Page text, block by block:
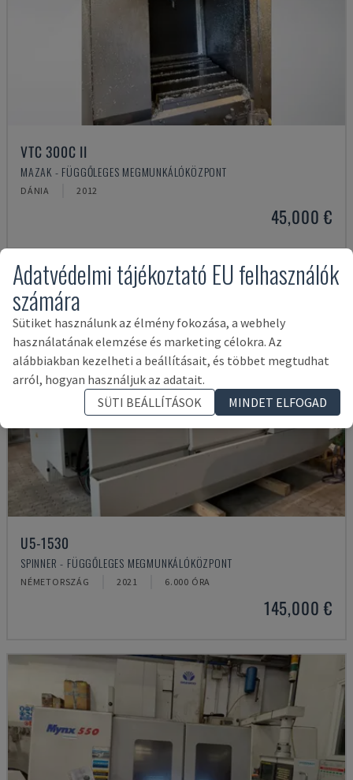
VTC 300C II
MAZAK - FÜGGŐLEGES MEGMUNKÁLÓKÖZPONT
DÁNIA 2012
45,000 €
U5-1530
SPINNER - FÜGGŐLEGES MEGMUNKÁLÓKÖZPONT
NÉMETORSZÁG 2021 6.000 ÓRA
145,000 €
Adatvédelmi tájékoztató EU felhasználók
számára
Sütiket használunk az élmény fokozása, a webhely
használatának elemzése és marketing célokra. Az
alábbiakban kezelheti a beállításait, és többet megtudhat
arról, hogyan használjuk az adatait.
SÜTI BEÁLLÍTÁSOK
MINDET ELFOGAD